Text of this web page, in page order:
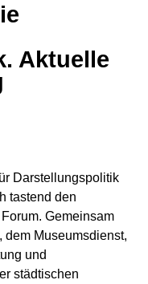
Aktuelle
Darstellungspolitik
tastend den
Gemeinsam
dem Museumsdienst,
und
städtischen